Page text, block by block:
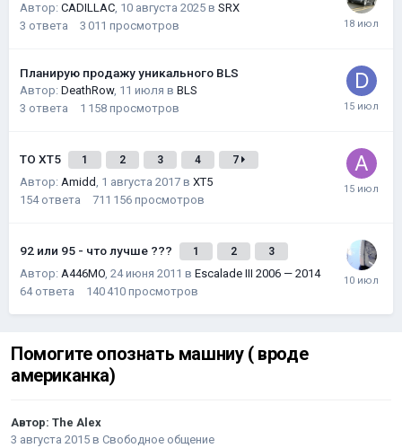
Автор: CADILLAC, 10 августа 2025 в SRX
3 ответа 3 011 просмотров
Планирую продажу уникального BLS
Автор: DeathRow, 11 июля в BLS
3 ответа 1 158 просмотров
ТО XT5 1 2 3 4 7
Автор: Amidd, 1 августа 2017 в XT5
154 ответа 711 156 просмотров
92 или 95 - что лучше ??? 1 2 3
Автор: A446MO, 24 июня 2011 в Escalade III 2006 — 2014
64 ответа 140 410 просмотров
Помогите опознать машниу ( вроде
американка)
Автор: The Alex
3 августа 2015 в Свободное общение